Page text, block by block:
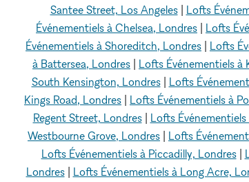
Santee Street, Los Angeles| Lofts
Événementiels à Chelsea, Londres
Lofts
Événementiels à Shoreditch, Londres
Lofts
à Battersea, Londres
Lofts Événementiels à
South Kensington, Londres| Lofts
Kings Road, Londres
Lofts Événementiels à
Regent Street, Londres| Lofts
Westbourne Grove, Londres
Lofts
Lofts Événementiels à Piccadilly, Londres|
Londres| Lofts Événementiels à Long Acre,